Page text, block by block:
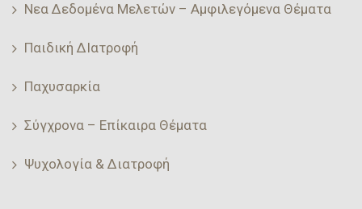
Νεα Δεδομένα Μελετών – Αμφιλεγόμενα Θέματα
Παιδική ΔΙατροφή
Παχυσαρκία
Σύγχρονα – Επίκαιρα Θέματα
Ψυχολογία & Διατροφή